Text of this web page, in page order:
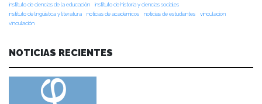
instituto de ciencias de la educación
instituto de historia y ciencias sociales
instituto de lingüística y literatura
noticias de académicos noticias de estudiantes
vinculacion
vinculación
NOTICIAS RECIENTES